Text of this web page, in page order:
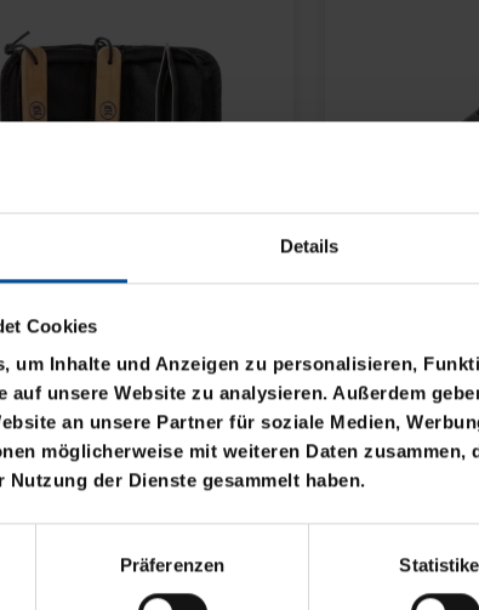
Details
Cookies
um Inhalte und Anzeigen zu personalisieren,
auf unsere Website zu analysieren. Außerdem
an unsere Partner für soziale Medien,
möglicherweise mit weiteren Daten zusammen,
Nutzung der Dienste gesammelt haben.
Präferenzen
Neu